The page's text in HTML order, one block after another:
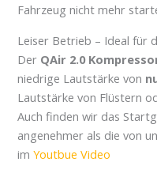
Fahrzeug nicht mehr
Leiser Betrieb – Ideal für
Der QAir 2.0
niedrige Lautstärke von
Lautstärke von Flüstern
Auch finden wir das
angenehmer als die von
im Youtbue Video